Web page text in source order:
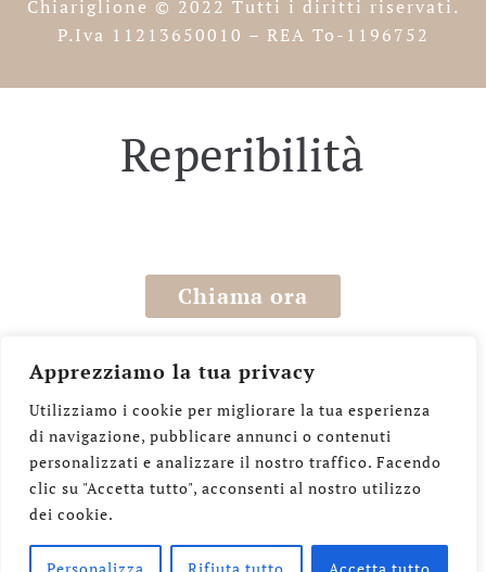
Apprezziamo la tua privacy
Utilizziamo i cookie per migliorare la tua esperienza
di navigazione, pubblicare annunci o contenuti
personalizzati e analizzare il nostro traffico. Facendo
clic su "Accetta tutto", acconsenti al nostro utilizzo
dei cookie.
Chiariglione © 2022 Tutti i diritti riservati.
P.Iva 11213650010 – REA To-1196752
Reperibilità
Chiama ora
WhatsApp
Onoranze Funebri Sacro Cuore di Elisa
Chiariglione